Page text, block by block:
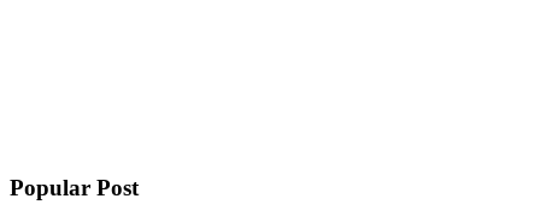
Popular Post